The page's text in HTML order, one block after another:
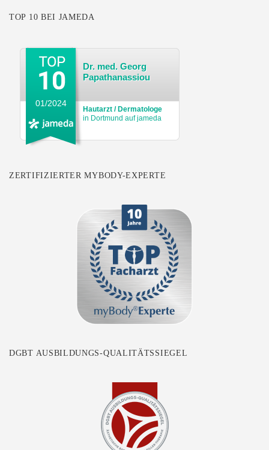
TOP 10 BEI JAMEDA
Dr. med. Georg
Papathanassiou
Hautarzt / Dermatologe
in Dortmund auf jameda
01/2024
ZERTIFIZIERTER MYBODY-EXPERTE
DGBT AUSBILDUNGS-QUALITÄTSSIEGEL